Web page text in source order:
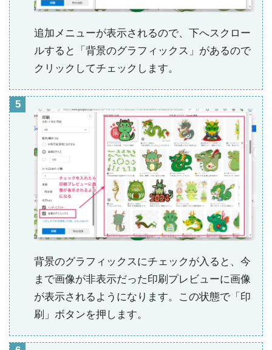
追加メニューが表示されるので、下へスクロー
ルすると「背景のグラフィックス」があるので
クリックしてチェックします。
背景のグラフィックスにチェックが入ると、今
まで画像が非表示だった印刷プレビューに画像
が表示されるようになります。この状態で「印
刷」ボタンを押します。